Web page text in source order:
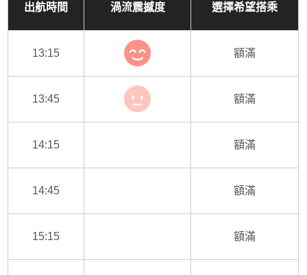
出航時間 渦流震撼度 選擇希望搭乘
13:15 額滿
13:45 額滿
14:15 額滿
14:45 額滿
15:15 額滿